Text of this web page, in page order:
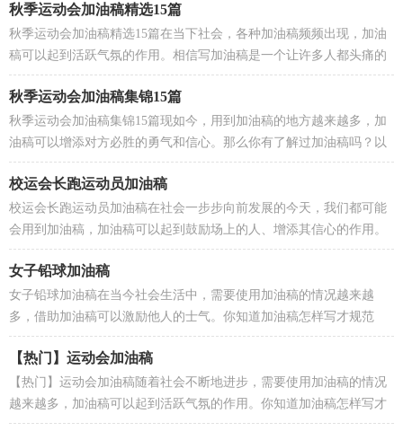
秋季运动会加油稿精选15篇
秋季运动会加油稿精选15篇在当下社会，各种加油稿频频出现，加油
稿可以起到活跃气氛的作用。相信写加油稿是一个让许多人都头痛的
问题，以下是小编精心整理的秋季运动会加油稿，仅供...
秋季运动会加油稿集锦15篇
秋季运动会加油稿集锦15篇现如今，用到加油稿的地方越来越多，加
油稿可以增添对方必胜的勇气和信心。那么你有了解过加油稿吗？以
下是小编收集整理的秋季运动会加油稿，供大家参考借...
校运会长跑运动员加油稿
校运会长跑运动员加油稿在社会一步步向前发展的今天，我们都可能
会用到加油稿，加油稿可以起到鼓励场上的人、增添其信心的作用。
你写加油稿时总是无从下笔？以下是小编为大家收集...
女子铅球加油稿
女子铅球加油稿在当今社会生活中，需要使用加油稿的情况越来越
多，借助加油稿可以激励他人的士气。你知道加油稿怎样写才规范
吗？下面是小编收集整理的女子铅球加油稿，供大家参考借...
【热门】运动会加油稿
【热门】运动会加油稿随着社会不断地进步，需要使用加油稿的情况
越来越多，加油稿可以起到活跃气氛的作用。你知道加油稿怎样写才
规范吗？下面是小编整理的运动会加油稿，欢迎大家借...